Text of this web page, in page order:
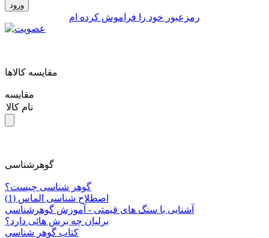
رمزعبور خود را فراموش کرده ام
مقايسه کالاها
مقایسه
نام کالا
گوهرشناسی
گوهر شناسی چیست؟
اصطلاح شناسی الماس (1)
آشنایی با سنگ های قیمتی - آموزش گوهرشناسی
برلیان چه برش هائی دارد؟
کتاب گوهر شناسی